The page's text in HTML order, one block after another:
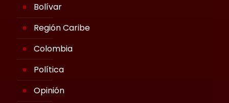
Bolívar
Región Caribe
Colombia
Política
Opinión